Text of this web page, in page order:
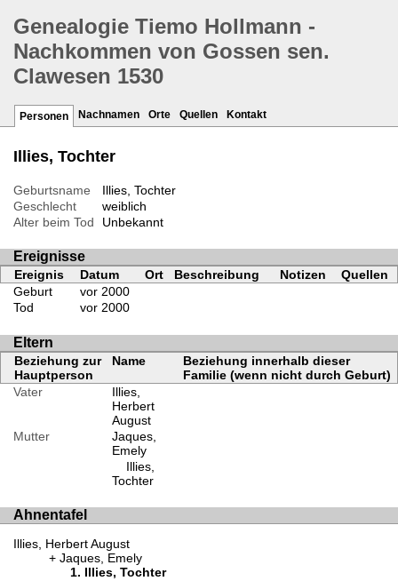
Genealogie Tiemo Hollmann -
Nachkommen von Gossen sen.
Clawesen 1530
Personen Nachnamen Orte Quellen Kontakt
Illies, Tochter
Geburtsname
Illies, Tochter
Geschlecht
weiblich
Alter beim Tod
Unbekannt
Ereignisse
Ereignis Datum Ort Beschreibung Notizen
Quellen
Geburt
vor 2000
Tod
vor 2000
Eltern
Beziehung zur
Hauptperson
Name
Beziehung innerhalb dieser
Familie (wenn nicht durch Geburt)
Vater
Illies,
Herbert
August
Mutter
Jaques,
Emely
Illies,
Tochter
Ahnentafel
Illies, Herbert August
Jaques, Emely
Illies, Tochter